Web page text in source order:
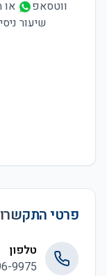
ווטסאפ
או
שיעור
פרטי
טלפון
9975